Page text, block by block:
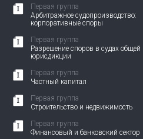
Первая группа
Арбитражное судопроизводство:
корпоративные споры
Первая группа
Разрешение споров в судах общей
юрисдикции
Первая группа
Частный капитал
Первая группа
Строительство и недвижимость
Первая группа
Финансовый и банковский сектор